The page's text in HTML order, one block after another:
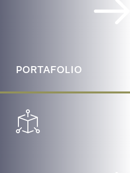
PORTAFOLIO